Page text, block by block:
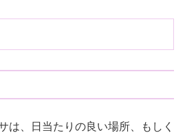
は、日当たりの良い場所、もしく